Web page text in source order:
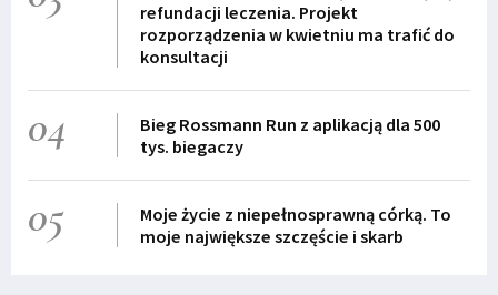
refundacji leczenia. Projekt
rozporządzenia w kwietniu ma trafić do
konsultacji
04
Bieg Rossmann Run z aplikacją dla 500
tys. biegaczy
05
Moje życie z niepełnosprawną córką. To
moje największe szczęście i skarb